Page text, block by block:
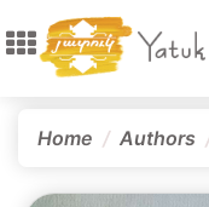
Home Authors